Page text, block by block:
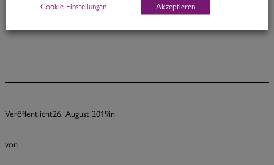
Portion 12,70
Veröffentlicht26. August 2019in
von
Cookie Einstellungen Akzeptieren